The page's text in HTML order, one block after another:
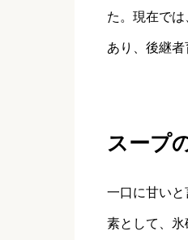
た。現在で
あり、後継者
スープ
一口に甘い
素として、